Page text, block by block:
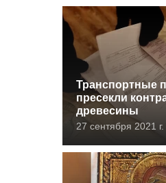
Транспортные
пресекли
древесины
27 сентября 2021 г.